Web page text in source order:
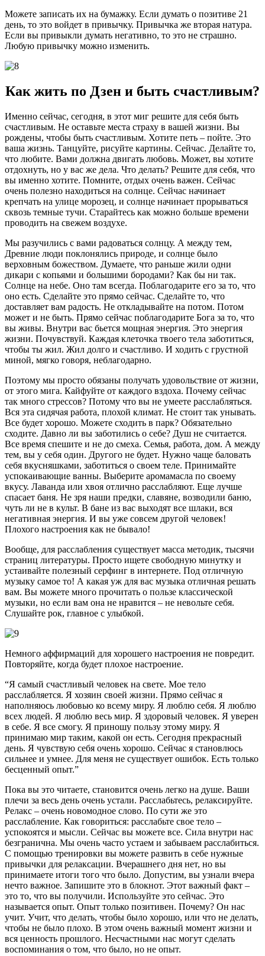
Можете записать их на бумажку. Если думать о позитиве 21
день, то это войдет в привычку. Привычка же вторая натура.
Если вы привыкли думать негативно, то это не страшно.
Любую привычку можно изменить.
Как жить по Дзен и быть счастливым?
Именно сейчас, сегодня, в этот миг решите для себя быть
счастливым. Не оставьте места страху в вашей жизни. Вы
рождены, чтобы быть счастливым. Хотите петь – пойте. Это
ваша жизнь. Танцуйте, рисуйте картины. Сейчас. Делайте то,
что любите. Вами должна двигать любовь. Может, вы хотите
отдохнуть, но у вас же дела. Что делать? Решите для себя, что
вы именно хотите. Помните, отдых очень важен. Сейчас
очень полезно находиться на солнце. Сейчас начинает
крепчать на улице морозец, и солнце начинает прорываться
сквозь темные тучи. Старайтесь как можно больше времени
проводить на свежем воздухе.
Мы разучились с вами радоваться солнцу. А между тем,
Древние люди поклонялись природе, и солнце было
верховным божеством. Думаете, что раньше жили одни
дикари с копьями и большими бородами? Как бы ни так.
Солнце на небе. Оно там всегда. Поблагодарите его за то, что
оно есть. Сделайте это прямо сейчас. Сделайте то, что
доставляет вам радость. Не откладывайте на потом. Потом
может и не быть. Прямо сейчас поблагодарите Бога за то, что
вы живы. Внутри вас бьется мощная энергия. Это энергия
жизни. Почувствуй. Каждая клеточка твоего тела заботиться,
чтобы ты жил. Жил долго и счастливо. И ходить с грустной
миной, мягко говоря, неблагодарно.
Поэтому мы просто обязаны получать удовольствие от жизни,
от этого мига. Кайфуйте от каждого вздоха. Почему сейчас
так много стрессов? Потому что вы не умеете расслабляться.
Вся эта сидячая работа, плохой климат. Не стоит так унывать.
Все будет хорошо. Можете сходить в парк? Обязательно
сходите. Давно ли вы заботились о себе? Душ не считается.
Все время спешите и не до смеха. Семья, работа, дом. А между
тем, вы у себя один. Другого не будет. Нужно чаще баловать
себя вкусняшками, заботиться о своем теле. Принимайте
успокаивающие ванны. Выберите аромамасла по своему
вкусу. Лаванда или хвоя отлично расслабляют. Еще лучше
спасает баня. Не зря наши предки, славяне, возводили баню,
чуть ли не в культ. В бане из вас выходят все шлаки, вся
негативная энергия. И вы уже совсем другой человек!
Плохого настроения как не бывало!
Вообще, для расслабления существует масса методик, тысячи
страниц литературы. Просто ищете свободную минутку и
устаивайте полезный серфинг в интернете. Под отличную
музыку самое то! А какая уж для вас музыка отличная решать
вам. Вы можете много прочитать о пользе классической
музыки, но если вам она не нравится – не невольте себя.
Слушайте рок, главное с улыбкой.
Немного аффирмаций для хорошего настроения не повредит.
Повторяйте, когда будет плохое настроение.
“Я самый счастливый человек на свете. Мое тело
расслабляется. Я хозяин своей жизни. Прямо сейчас я
наполняюсь любовью ко всему миру. Я люблю себя. Я люблю
всех людей. Я люблю весь мир. Я здоровый человек. Я уверен
в себе. Я все смогу. Я приношу пользу этому миру. Я
принимаю мир таким, какой он есть. Сегодня прекрасный
день. Я чувствую себя очень хорошо. Сейчас я становлюсь
сильнее и умнее. Для меня не существует ошибок. Есть только
бесценный опыт.”
Пока вы это читаете, становится очень легко на душе. Ваши
плечи за весь день очень устали. Расслабьтесь, релаксируйте.
Релакс – очень новомодное слово. По сути же это
расслабление. Как говориться: расслабьте свое тело –
успокоятся и мысли. Сейчас вы можете все. Сила внутри нас
безгранична. Мы очень часто устаем и забываем расслабиться.
С помощью тренировки вы можете развить в себе нужные
привычки для релаксации. Вчерашнего дня нет, но вы
принимаете итоги того что было. Допустим, вы узнали вчера
нечто важное. Запишите это в блокнот. Этот важный факт –
это то, что вы получили. Используйте это сейчас. Это
называется опыт. Опыт только позитивен. Почему? Он нас
учит. Учит, что делать, чтобы было хорошо, или что не делать,
чтобы не было плохо. В этом очень важный момент жизни и
вся ценность прошлого. Несчастными нас могут сделать
воспоминания о том, что было, но не опыт.